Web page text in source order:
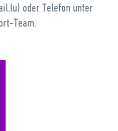
oder Telefon unter
Team.